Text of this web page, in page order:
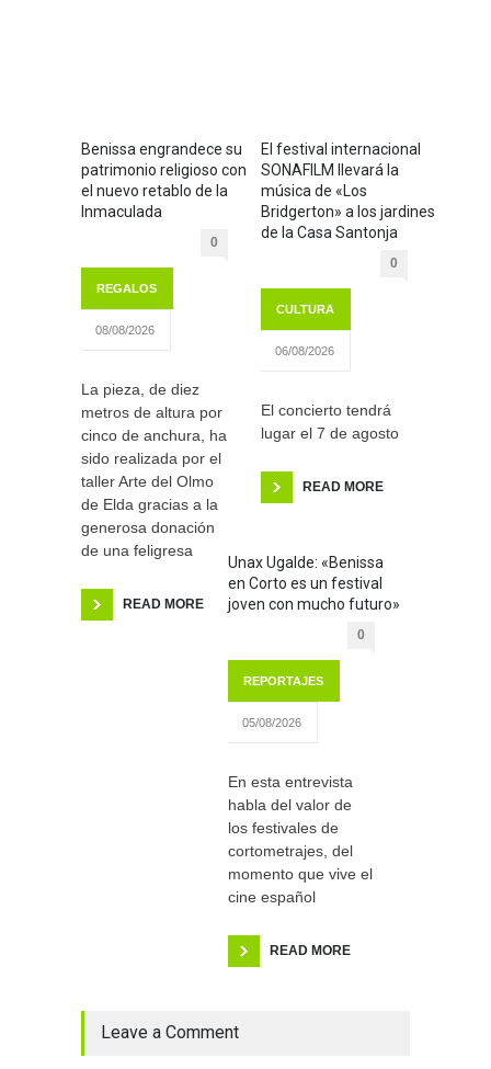
Benissa engrandece su
patrimonio religioso con
el nuevo retablo de la
Inmaculada
0
REGALOS
08/08/2026
La pieza, de diez
metros de altura por
cinco de anchura, ha
sido realizada por el
taller Arte del Olmo
de Elda gracias a la
generosa donación
de una feligresa
READ MORE
El festival internacional
SONAFILM llevará la
música de «Los
Bridgerton» a los jardines
de la Casa Santonja
0
CULTURA
06/08/2026
El concierto tendrá
lugar el 7 de agosto
READ MORE
Unax Ugalde: «Benissa
en Corto es un festival
joven con mucho futuro»
0
REPORTAJES
05/08/2026
En esta entrevista
habla del valor de
los festivales de
cortometrajes, del
momento que vive el
cine español
READ MORE
Leave a Comment